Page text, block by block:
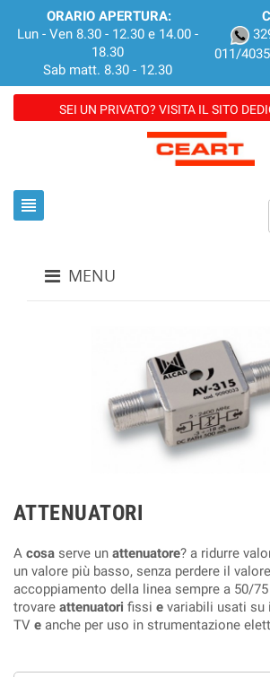
ORARIO APERTURA:
Lun - Ven 8.30 - 12.30 e 14.00 -
18.30
Sab matt. 8.30 - 12.30
011/
SEI UN PRIVATO? VISITA IL SITO
view_headline
MENU
ATTENUATORI
A cosa serve un attenuatore? a ridurre
un valore più basso, senza perdere il
accoppiamento della linea sempre a 50/75
trovare attenuatori fissi e variabili usati su
TV e anche per uso in strumentazione